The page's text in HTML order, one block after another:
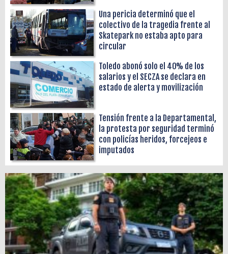
Una pericia determinó que el
colectivo de la tragedia frente al
Skatepark no estaba apto para
circular
Toledo abonó solo el 40% de los
salarios y el SECZA se declara en
estado de alerta y movilización
Tensión frente a la Departamental,
la protesta por seguridad terminó
con policías heridos, forcejeos e
imputados